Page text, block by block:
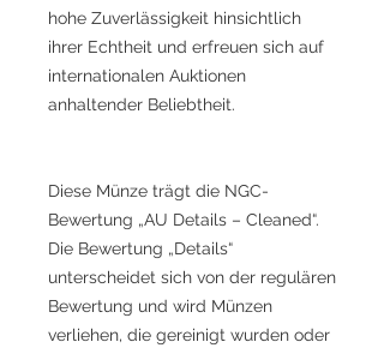
hohe Zuverlässigkeit hinsichtlich
ihrer Echtheit und erfreuen sich auf
internationalen Auktionen
anhaltender Beliebtheit.
Diese Münze trägt die NGC-
Bewertung „AU Details – Cleaned“.
Die Bewertung „Details“
unterscheidet sich von der regulären
Bewertung und wird Münzen
verliehen, die gereinigt wurden oder